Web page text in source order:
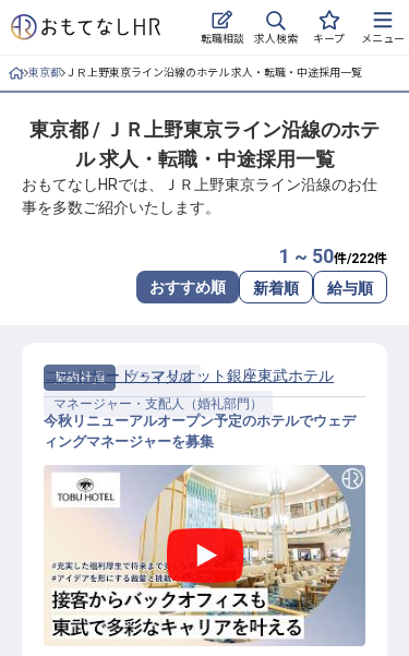
転職相談 求人検索 キープ メニュー
ログイン
求人・施設を探す
キープした求人
おもてなしHRについて
よくある質問
ホテル・宿泊業界情報コラム
転職サポートに申し込む
採用をお考えの企業様へ
東京都 ＪＲ上野東京ライン沿線のホテル 求人・転職・中途採用一覧
東京都 / ＪＲ上野東京ライン沿線のホテ
ル 求人・転職・中途採用一覧
おもてなしHRでは、ＪＲ上野東京ライン沿線のお仕
事を多数ご紹介いたします。
1 ~ 50件/222件
おすすめ順 新着順 給与順
契約社員
ブライダル
マネージャー・支配人（婚礼部門）
ウェディングマネージャー
コートヤード・マリオット銀座東武ホテル
今秋リニューアルオープン予定のホテルでウェデ
ィングマネージャーを募集